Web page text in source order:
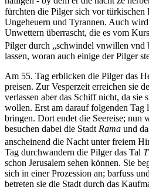
fürchten die Pilger sich vor türkischen
Ungeheuern und Tyrannen. Auch
Unwettern überrascht, die es vom
Pilger durch „schwindel vnwillen vnd
lassen, woran auch einige der Pilger
Am 55. Tag erblicken die Pilger das
preisen. Zur Vesperzeit erreichen sie
verlassen aber das Schiff nicht, da sie
wollen. Erst am darauf folgenden Tag
bringen. Dort endet die Seereise; nun
besuchen dabei die Stadt Rama und
anscheinend die Nacht unter freiem
Tag durchwandern die Pilger das Tal
schon Jerusalem sehen können. Sie
sich in einer Prozession an; barfuss
betreten sie die Stadt durch das